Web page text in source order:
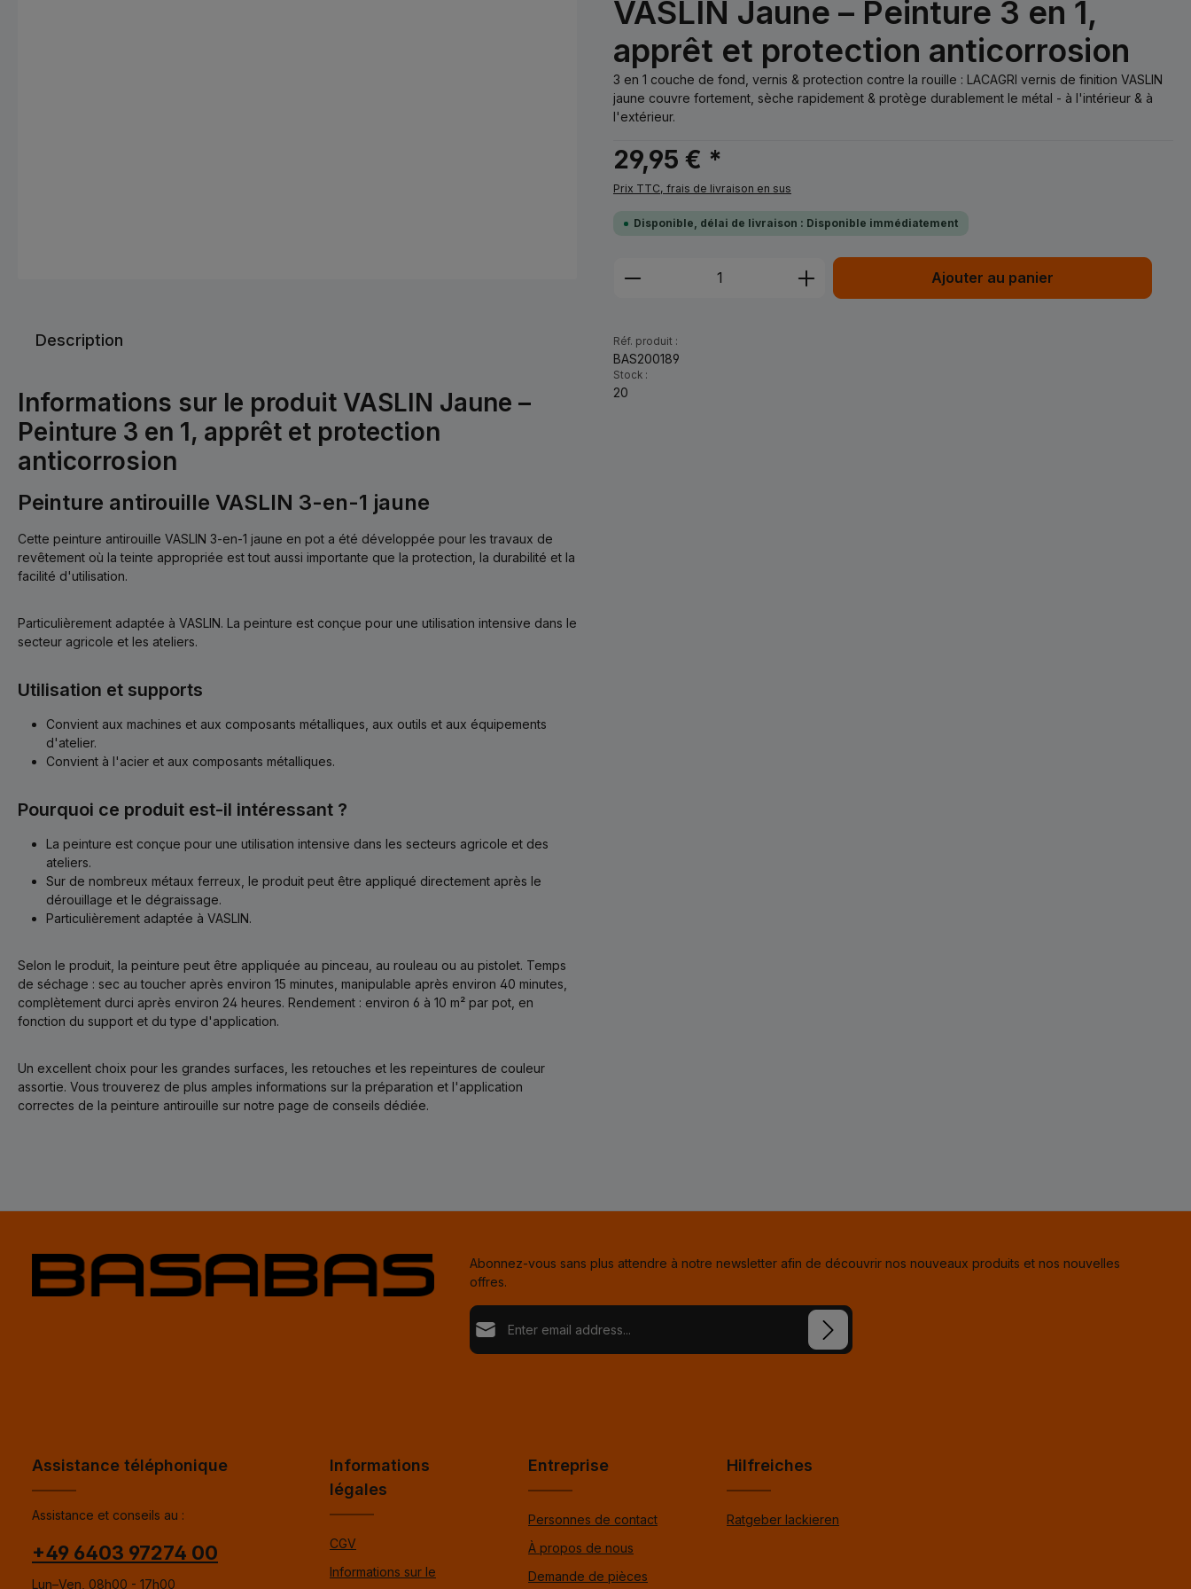
VASLIN Jaune – Peinture 3 en 1,
apprêt et protection anticorrosion
3 en 1 couche de fond, vernis & protection contre la rouille : LACAGRI vernis de finition VASLIN
jaune couvre fortement, sèche rapidement & protège durablement le métal - à l'intérieur & à
l'extérieur.
29,95 € *
Prix TTC, frais de livraison en sus
Disponible, délai de livraison : Disponible immédiatement
Quantité de produit : Entrez la quantité souhaitée ou
Ajouter au panier
Réf. produit :
BAS200189
Stock :
20
Description
Informations sur le produit VASLIN Jaune –
Peinture 3 en 1, apprêt et protection
anticorrosion
Peinture antirouille VASLIN 3-en-1 jaune
Cette peinture antirouille VASLIN 3-en-1 jaune en pot a été développée pour les travaux de
revêtement où la teinte appropriée est tout aussi importante que la protection, la durabilité et la
facilité d'utilisation.
Particulièrement adaptée à VASLIN. La peinture est conçue pour une utilisation intensive dans le
secteur agricole et les ateliers.
Utilisation et supports
Convient aux machines et aux composants métalliques, aux outils et aux équipements
d'atelier.
Convient à l'acier et aux composants métalliques.
Pourquoi ce produit est-il intéressant ?
La peinture est conçue pour une utilisation intensive dans les secteurs agricole et des
ateliers.
Sur de nombreux métaux ferreux, le produit peut être appliqué directement après le
dérouillage et le dégraissage.
Particulièrement adaptée à VASLIN.
Selon le produit, la peinture peut être appliquée au pinceau, au rouleau ou au pistolet. Temps
de séchage : sec au toucher après environ 15 minutes, manipulable après environ 40 minutes,
complètement durci après environ 24 heures. Rendement : environ 6 à 10 m² par pot, en
fonction du support et du type d'application.
Un excellent choix pour les grandes surfaces, les retouches et les repeintures de couleur
assortie. Vous trouverez de plus amples informations sur la préparation et l'application
correctes de la peinture antirouille sur notre page de conseils dédiée.
Abonnez-vous sans plus attendre à notre newsletter afin de découvrir nos nouveaux produits et nos nouvelles
offres.
Adresse e-mail*
Assistance téléphonique
Assistance et conseils au :
+49 6403 97274 00
Lun–Ven, 08h00 - 17h00
Informations
légales
CGV
Informations sur le
Entreprise
Personnes de contact
À propos de nous
Demande de pièces
Hilfreiches
Ratgeber lackieren